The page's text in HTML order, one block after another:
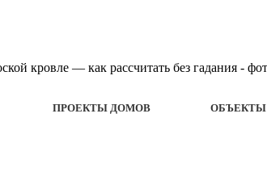
ПРОЕКТЫ ДОМОВ ОБЪЕКТЫ